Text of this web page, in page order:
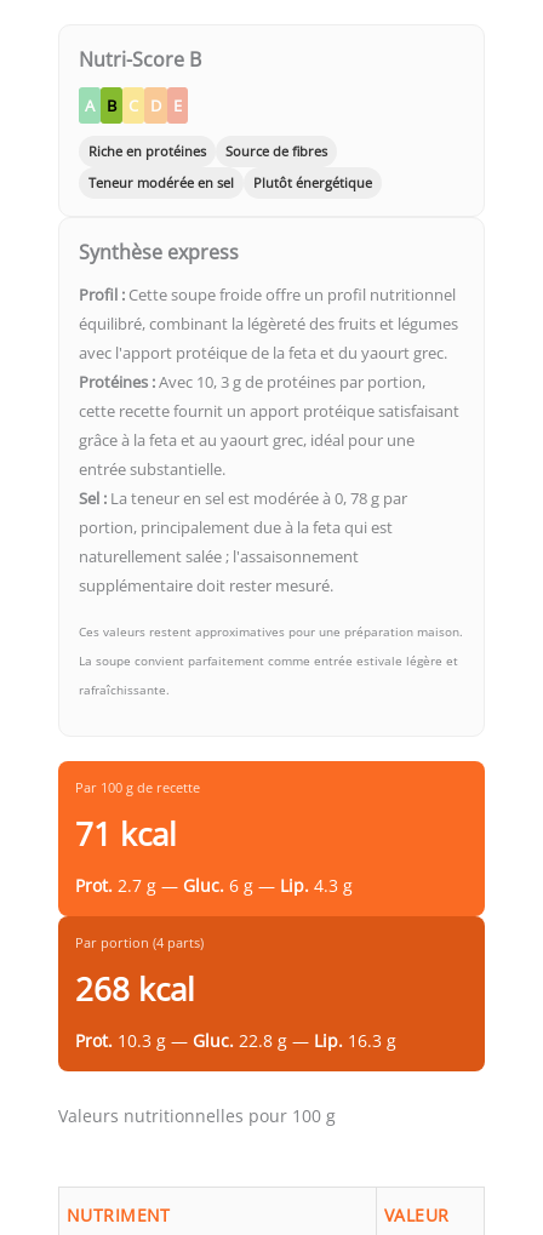
Nutri-Score B
A B C D E
Riche en protéines
Source de fibres
Teneur modérée en sel
Plutôt énergétique
Synthèse express
Profil : Cette soupe froide offre un profil nutritionnel
équilibré, combinant la légèreté des fruits et légumes
avec l'apport protéique de la feta et du yaourt grec.
Protéines :Avec 10, 3 g de protéines par portion,
cette recette fournit un apport protéique satisfaisant
grâce à la feta et au yaourt grec, idéal pour une
entrée substantielle.
Sel : La teneur en sel est modérée à 0, 78 g par
portion, principalement due à la feta qui est
naturellement salée ; l'assaisonnement
supplémentaire doit rester mesuré.
Ces valeurs restent approximatives pour une préparation maison.
La soupe convient parfaitement comme entrée estivale légère et
rafraîchissante.
Par 100 g de recette
71 kcal
Prot. 2.7 g — Gluc. 6 g — Lip. 4.3 g
Par portion (4 parts)
268 kcal
Prot. 10.3 g — Gluc. 22.8 g — Lip. 16.3 g
Valeurs nutritionnelles pour 100 g
NUTRIMENT VALEUR